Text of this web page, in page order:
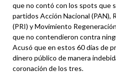
que no contó con los spots que
partidos Acción Nacional (PAN),
(PRI) y Movimiento
que no contendieron contra
Acusó que en estos 60 días de
dinero público de manera
coronación de los tres.